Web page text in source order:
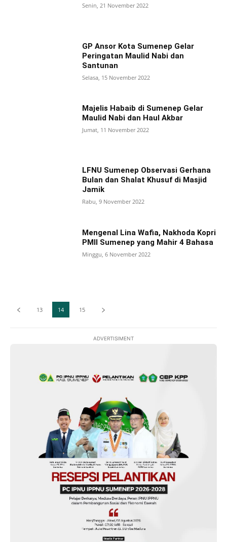
Senin, 21 November 2022
GP Ansor Kota Sumenep Gelar
Peringatan Maulid Nabi dan
Santunan
Selasa, 15 November 2022
Majelis Habaib di Sumenep Gelar
Maulid Nabi dan Haul Akbar
Jumat, 11 November 2022
LFNU Sumenep Observasi Gerhana
Bulan dan Shalat Khusuf di Masjid
Jamik
Rabu, 9 November 2022
Mengenal Lina Wafia, Nakhoda Kopri
PMII Sumenep yang Mahir 4 Bahasa
Minggu, 6 November 2022
13 14 15
ADVERTISIMENT